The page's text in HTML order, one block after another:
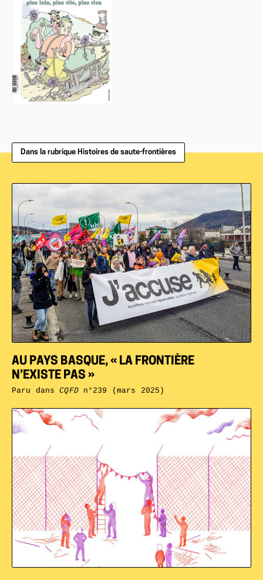
Dans la rubrique Histoires de saute-frontières
AU PAYS BASQUE, « LA FRONTIÈRE
N’EXISTE PAS »
Paru dansCQFDn°239 (mars 2025)